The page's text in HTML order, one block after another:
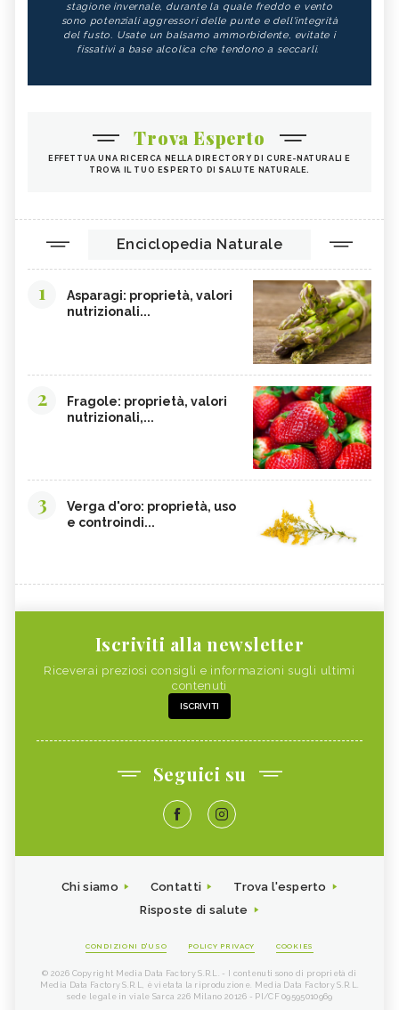
stagione invernale, durante la quale freddo e vento
sono potenziali aggressori delle punte e dell'integrità
del fusto. Usate un balsamo ammorbidente, evitate i
fissativi a base alcolica che tendono a seccarli.
Trova Esperto
EFFETTUA UNA RICERCA NELLA DIRECTORY DI CURE-NATURALI E
TROVA IL TUO ESPERTO DI SALUTE NATURALE.
Enciclopedia Naturale
1
Asparagi: proprietà, valori
nutrizionali...
2
Fragole: proprietà, valori
nutrizionali,...
3
Verga d'oro: proprietà, uso
e controindi...
Iscriviti alla newsletter
Riceverai preziosi consigli e informazioni sugli ultimi
contenuti
ISCRIVITI
Seguici su
Chi siamo Contatti
Trova l'esperto
Risposte di salute
CONDIZIONI D'USO POLICY PRIVACY COOKIES
© 2026 Copyright Media Data Factory S.R.L. - I contenuti sono di proprietà di
Media Data Factory S.R.L, è vietata la riproduzione. Media Data Factory S.R.L.
sede legale in viale Sarca 226 Milano 20126 - PI/CF 09595010969